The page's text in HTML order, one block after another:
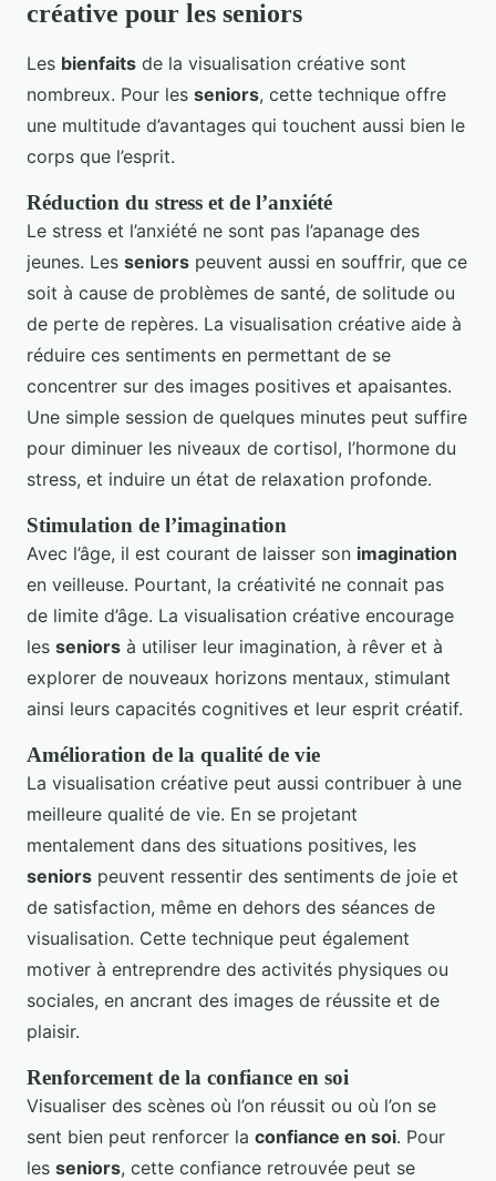
créative pour les seniors
Les bienfaits de la visualisation créative sont
nombreux. Pour les seniors, cette technique offre
une multitude d’avantages qui touchent aussi bien le
corps que l’esprit.
Réduction du stress et de l’anxiété
Le stress et l’anxiété ne sont pas l’apanage des
jeunes. Les seniors peuvent aussi en souffrir, que ce
soit à cause de problèmes de santé, de solitude ou
de perte de repères. La visualisation créative aide à
réduire ces sentiments en permettant de se
concentrer sur des images positives et apaisantes.
Une simple session de quelques minutes peut suffire
pour diminuer les niveaux de cortisol, l’hormone du
stress, et induire un état de relaxation profonde.
Stimulation de l’imagination
Avec l’âge, il est courant de laisser son imagination
en veilleuse. Pourtant, la créativité ne connait pas
de limite d’âge. La visualisation créative encourage
les seniors à utiliser leur imagination, à rêver et à
explorer de nouveaux horizons mentaux, stimulant
ainsi leurs capacités cognitives et leur esprit créatif.
Amélioration de la qualité de vie
La visualisation créative peut aussi contribuer à une
meilleure qualité de vie. En se projetant
mentalement dans des situations positives, les
seniors peuvent ressentir des sentiments de joie et
de satisfaction, même en dehors des séances de
visualisation. Cette technique peut également
motiver à entreprendre des activités physiques ou
sociales, en ancrant des images de réussite et de
plaisir.
Renforcement de la confiance en soi
Visualiser des scènes où l’on réussit ou où l’on se
sent bien peut renforcer la confiance en soi. Pour
les seniors, cette confiance retrouvée peut se